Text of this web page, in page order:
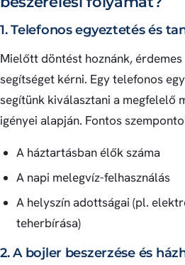
1. Telefonos egyeztetés és
Mielőtt döntést hoznánk,
segítséget kérni. Egy telefonos
segítünk kiválasztani a megfelelő
igényei alapján. Fontos
A háztartásban élők száma
A napi melegvíz-felhasználás
A helyszín adottságai (pl.
teherbírása)
2. A bojler beszerzése és